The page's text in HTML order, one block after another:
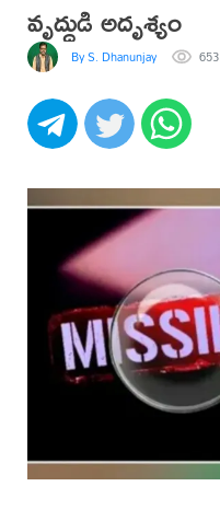
వృద్ధుడి అదృశ్యం
By S. Dhanunjay 653